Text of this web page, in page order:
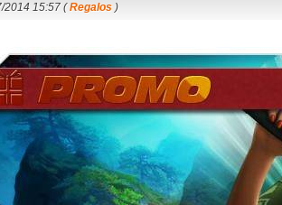
2014 15:57 (Regalos )